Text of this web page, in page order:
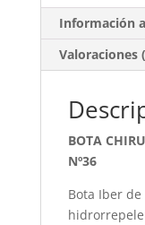
Información
Valoraciones
BOTA
Nº36
Bota Iber